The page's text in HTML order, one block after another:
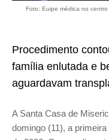
Foto: Euipe médica no
Procedimento
família enlutada e
aguardavam
A Santa Casa de
domingo (11), a